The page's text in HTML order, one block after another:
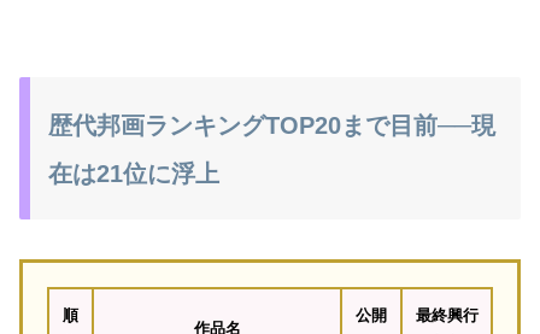
歴代邦画ランキングTOP20まで目前──現
在は21位に浮上
順
作品名
公開
最終興行